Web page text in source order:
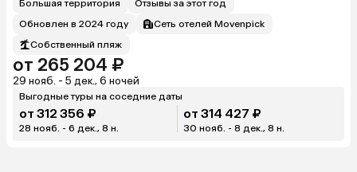
Большая территория
Отзывы за этот год
Обновлен в 2024 году
Сеть отелей Movenpick
Собственный пляж
от 265 204 ₽
29 нояб. - 5 дек., 6 ночей
Выгодные туры на соседние даты
от 312 356 ₽
28 нояб. - 6 дек., 8 н.
от 314 427 ₽
30 нояб. - 8 дек., 8 н.